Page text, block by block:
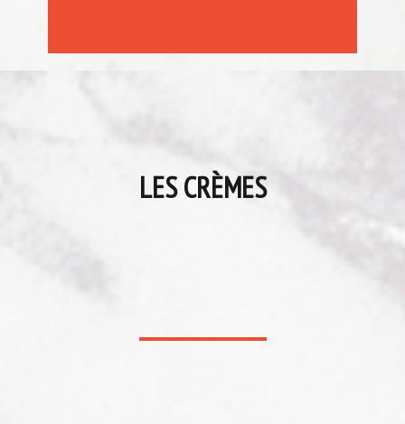
LES CRÈMES